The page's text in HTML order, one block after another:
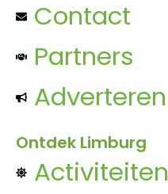
Contact
Partners
Adverteren
Ontdek Limburg
Activiteiten